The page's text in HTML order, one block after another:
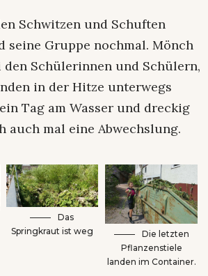
Schwitzen und Schuften
seine Gruppe nochmal. Mönch
den Schülerinnen und Schülern,
in der Hitze unterwegs
Tag am Wasser und dreckig
auch mal eine Abwechslung.
Das
Springkraut ist weg
Die letzten
Pflanzenstiele
landen im Container.